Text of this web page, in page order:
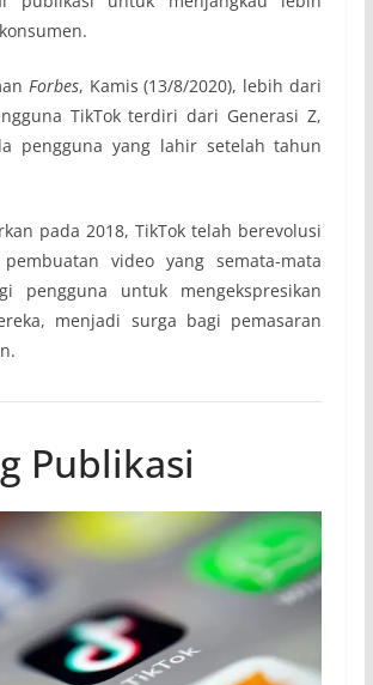
Forbes, Kamis (13/8/2020), lebih dari
TikTok terdiri dari Generasi Z,
pengguna yang lahir setelah tahun
pada 2018, TikTok telah berevolusi
video yang semata-mata
pengguna untuk mengekspresikan
menjadi surga bagi pemasaran
Publikasi